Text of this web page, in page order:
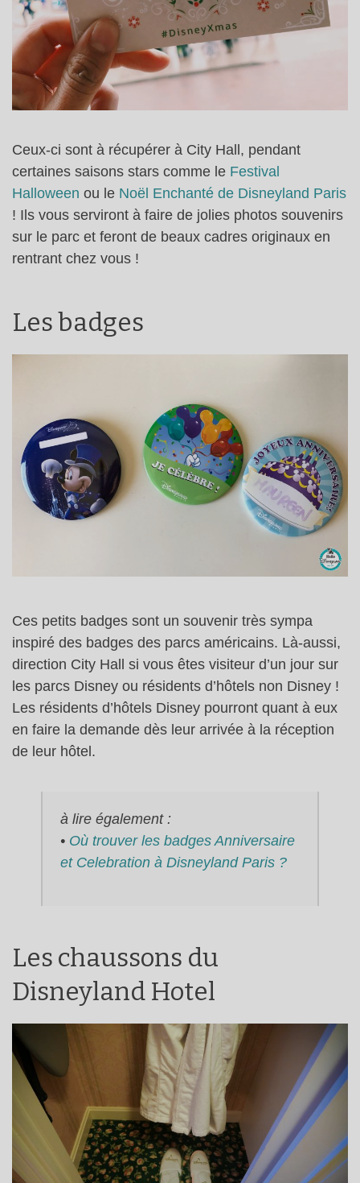
Ceux-ci sont à récupérer à City Hall, pendant
certaines saisons stars comme le Festival
Halloween ou le Noël Enchanté de Disneyland Paris
! Ils vous serviront à faire de jolies photos souvenirs
sur le parc et feront de beaux cadres originaux en
rentrant chez vous !
Les badges
Ces petits badges sont un souvenir très sympa
inspiré des badges des parcs américains. Là-aussi,
direction City Hall si vous êtes visiteur d’un jour sur
les parcs Disney ou résidents d’hôtels non Disney !
Les résidents d’hôtels Disney pourront quant à eux
en faire la demande dès leur arrivée à la réception
de leur hôtel.
à lire également :
• Où trouver les badges Anniversaire
et Celebration à Disneyland Paris ?
Les chaussons du
Disneyland Hotel